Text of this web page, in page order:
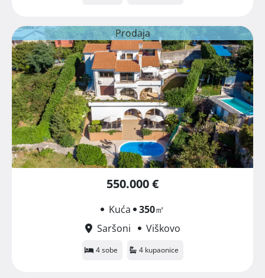
Prodaja
550.000 €
Kuća 350㎡
Saršoni
Viškovo
4 sobe 4 kupaonice